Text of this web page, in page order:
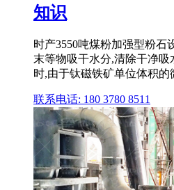
知识
时产3550吨煤粉加强型粉石
末等物吸干水分,清除干净
时,由于钛磁铁矿单位体积
联系电话: 180 3780 8511